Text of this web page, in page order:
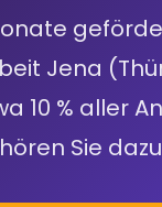
Jena
10 % aller
Sie